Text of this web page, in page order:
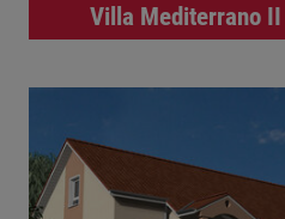
Villa Mediterrano